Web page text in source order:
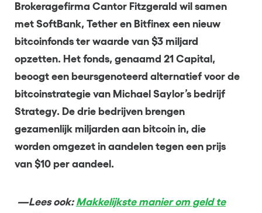
Brokeragefirma Cantor Fitzgerald wil samen
met SoftBank, Tether en Bitfinex een nieuw
bitcoinfonds ter waarde van $3 miljard
opzetten. Het fonds, genaamd 21 Capital,
beoogt een beursgenoteerd alternatief voor de
bitcoinstrategie van Michael Saylor’s bedrijf
Strategy. De drie bedrijven brengen
gezamenlijk miljarden aan bitcoin in, die
worden omgezet in aandelen tegen een prijs
van $10 per aandeel.
—Lees ook: Makkelijkste manier om geld te